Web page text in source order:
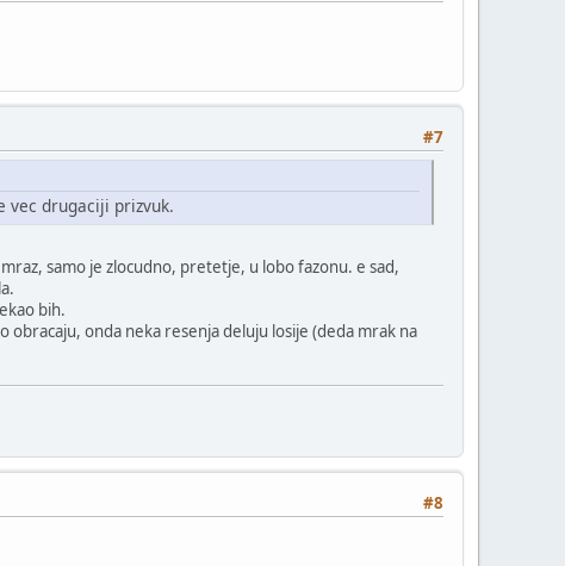
#7
vec drugaciji prizvuk.
samo je zlocudno, pretetje, u lobo fazonu. e sad,
bih.
onda neka resenja deluju losije (deda mrak na
#8